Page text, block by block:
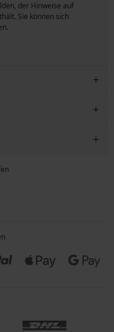
der Hinweise auf
Sie können sich